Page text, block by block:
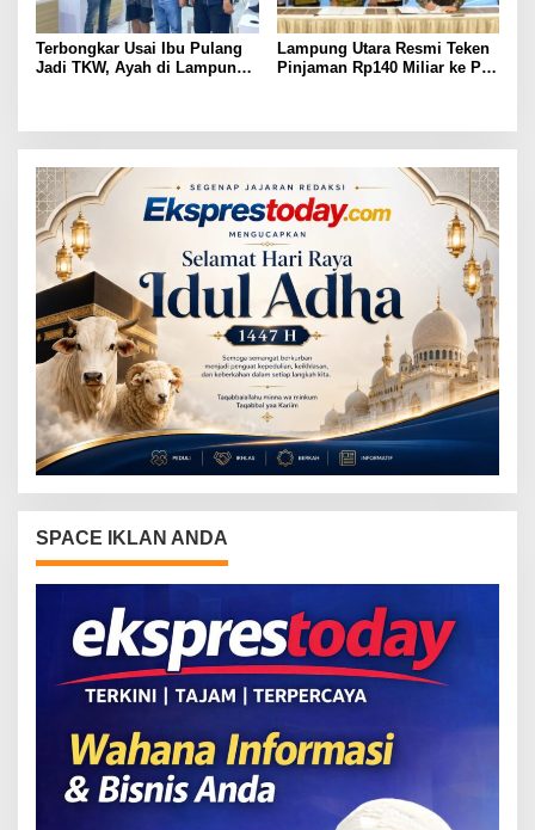
Terbongkar Usai Ibu Pulang
Jadi TKW, Ayah di Lampung
Lampung Utara Resmi Teken
Pinjaman Rp140 Miliar ke PT
SPACE IKLAN ANDA